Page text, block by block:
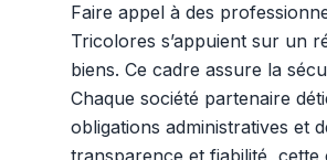
Faire appel à des
Tricolores s’appuient sur un
biens. Ce cadre assure la
Chaque société partenaire
obligations administratives et
transparence et fiabilité,